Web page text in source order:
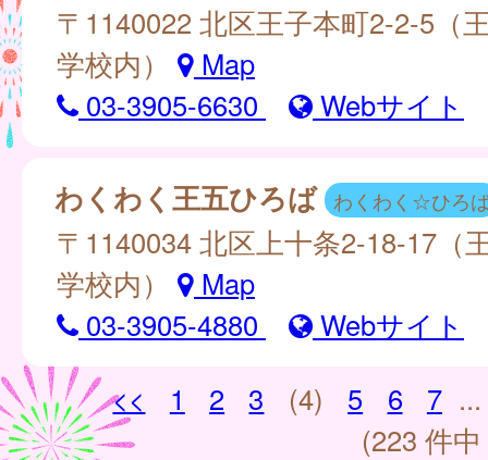
〒1140022 北区王子本町2-2-5（
学校内）
Map
03-3905-6630
Webサイト
わくわく王五ひろば わくわく☆ひろ
〒1140034 北区上十条2-18-17（
学校内）
Map
03-3905-4880
Webサイト
<<
1 2 3 (4) 5 6 7 ...
(223 件